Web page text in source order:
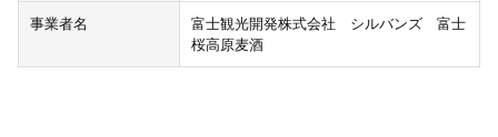
事業者名
富士観光開発株式会社 シルバンズ 富士
桜高原麦酒